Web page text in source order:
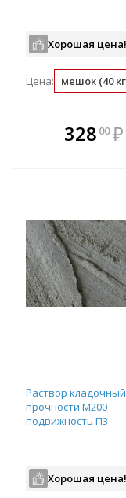
Хорошая цена!
Цена: мешок (40
328 00 ₽
В
всегда
Раствор
прочности М200
подвижность П3
Хорошая цена!